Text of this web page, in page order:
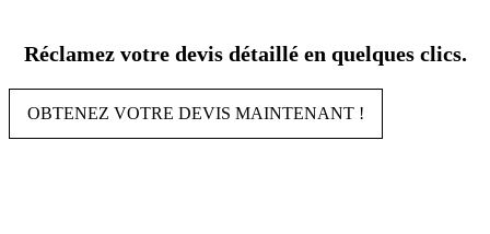
contenu
Réclamez votre devis détaillé en quelques clics.
OBTENEZ VOTRE DEVIS MAINTENANT !